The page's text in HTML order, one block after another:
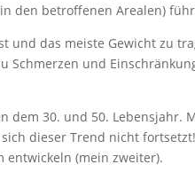
den betroffenen Arealen)
und das meiste Gewicht zu
Schmerzen und
dem 30. und 50. Lebensjahr.
dieser Trend nicht fortsetzt!
entwickeln (mein zweiter).